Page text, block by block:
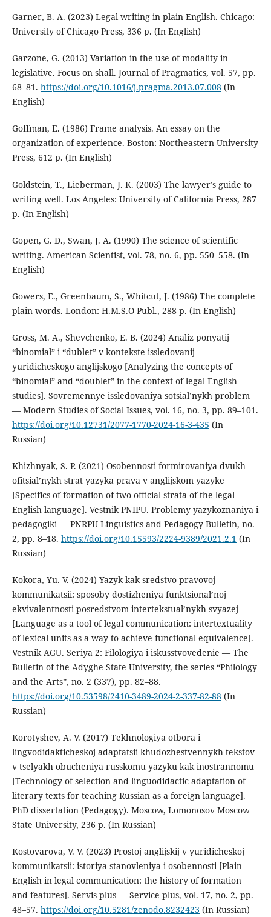
Garner, B. A. (2023) Legal writing in plain English. Chicago:
University of Chicago Press, 336 p. (In English)
Garzone, G. (2013) Variation in the use of modality in
legislative. Focus on shall. Journal of Pragmatics, vol. 57, pp.
68–81. https://doi.org/10.1016/j.pragma.2013.07.008(In
English)
Goffman, E. (1986) Frame analysis. An essay on the
organization of experience. Boston: Northeastern University
Press, 612 p. (In English)
Goldstein, T., Lieberman, J. K. (2003) The lawyer’s guide to
writing well. Los Angeles: University of California Press, 287
p. (In English)
Gopen, G. D., Swan, J. A. (1990) The science of scientific
writing. American Scientist, vol. 78, no. 6, pp. 550–558. (In
English)
Gowers, E., Greenbaum, S., Whitcut, J. (1986) The complete
plain words. London: H.M.S.O Publ., 288 p. (In English)
Gross, M. A., Shevchenko, E. B. (2024) Analiz ponyatij
“binomial” i “dublet” v kontekste issledovanij
yuridicheskogo anglijskogo [Analyzing the concepts of
“binomial” and “doublet” in the context of legal English
studies]. Sovremennye issledovaniya sotsial’nykh problem
— Modern Studies of Social Issues, vol. 16, no. 3, pp. 89–101.
https://doi.org/10.12731/2077-1770-2024-16-3-435 (In
Russian)
Khizhnyak, S. P. (2021) Osobennosti formirovaniya dvukh
ofitsial’nykh strat yazyka prava v anglijskom yazyke
[Specifics of formation of two official strata of the legal
English language]. Vestnik PNIPU. Problemy yazykoznaniya i
pedagogiki — PNRPU Linguistics and Pedagogy Bulletin, no.
2, pp. 8–18. https://doi.org/10.15593/2224-9389/2021.2.1 (In
Russian)
Kokora, Yu. V. (2024) Yazyk kak sredstvo pravovoj
kommunikatsii: sposoby dostizheniya funktsional’noj
ekvivalentnosti posredstvom intertekstual’nykh svyazej
[Language as a tool of legal communication: intertextuality
of lexical units as a way to achieve functional equivalence].
Vestnik AGU. Seriya 2: Filologiya i iskusstvovedenie — The
Bulletin of the Adyghe State University, the series “Philology
and the Arts”, no. 2 (337), pp. 82–88.
https://doi.org/10.53598/2410-3489-2024-2-337-82-88(In
Russian)
Korotyshev, A. V. (2017) Tekhnologiya otbora i
lingvodidakticheskoj adaptatsii khudozhestvennykh tekstov
v tselyakh obucheniya russkomu yazyku kak inostrannomu
[Technology of selection and linguodidactic adaptation of
literary texts for teaching Russian as a foreign language].
PhD dissertation (Pedagogy). Moscow, Lomonosov Moscow
State University, 236 p. (In Russian)
Kostovarova, V. V. (2023) Prostoj anglijskij v yuridicheskoj
kommunikatsii: istoriya stanovleniya i osobennosti [Plain
English in legal communication: the history of formation
and features]. Servis plus — Service plus, vol. 17, no. 2, pp.
48–57. https://doi.org/10.5281/zenodo.8232423 (In Russian)